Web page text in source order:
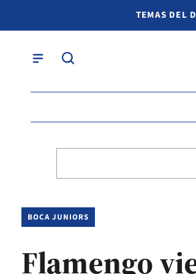
TEMAS DEL
BOCA JUNIORS
Flamengo